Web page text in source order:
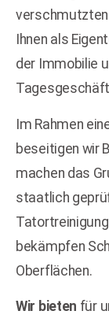
verschmutzten
Ihnen als
der Immobilie
Im Rahmen
beseitigen wir
machen das
staatlich
bekämpfen
Oberflächen.
Wir bieten für